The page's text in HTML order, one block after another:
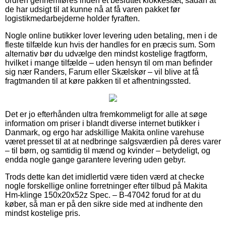
de har udsigt til at kunne nå at få varen pakket før
logistikmedarbejderne holder fyraften.
Nogle online butikker lover levering uden betaling, men i de
fleste tilfælde kun hvis der handles for en præcis sum. Som
alternativ bør du udvælge den mindst kostelige fragtform,
hvilket i mange tilfælde – uden hensyn til om man befinder
sig nær Randers, Farum eller Skælskør – vil blive at få
fragtmanden til at køre pakken til et afhentningssted.
Det er jo efterhånden ultra fremkommeligt for alle at søge
information om priser i blandt diverse internet butikker i
Danmark, og ergo har adskillige Makita online varehuse
været presset til at at nedbringe salgsværdien på deres varer
– til børn, og samtidig til mænd og kvinder – betydeligt, og
endda nogle gange garantere levering uden gebyr.
Trods dette kan det imidlertid være tiden værd at checke
nogle forskellige online forretninger efter tilbud på Makita
Hm-klinge 150x20x52z Spec. – B-47042 forud for at du
køber, så man er på den sikre side med at indhente den
mindst kostelige pris.